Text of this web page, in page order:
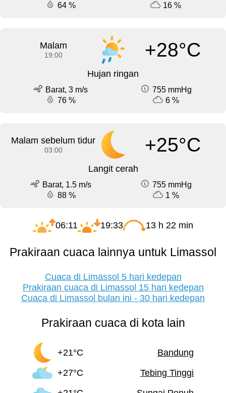
64 %
16 %
Malam
19:00 +28°C
Hujan ringan
Barat, 3 m/s
755 mmHg
76 %
6 %
Malam sebelum tidur
03:00 +25°C
Langit cerah
Barat, 1.5 m/s
755 mmHg
88 %
1 %
06:11 19:33 13 h 22 min
Prakiraan cuaca lainnya untuk Limassol
Cuaca di Limassol 5 hari kedepan
Prakiraan cuaca di Limassol 15 hari kedepan
Cuaca di Limassol bulan ini - 30 hari kedepan
Prakiraan cuaca di kota lain
+21°C
Bandung
+27°C
Tebing Tinggi